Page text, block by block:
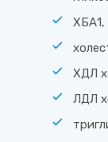
ХБА1,
ХДЛ
ЛДЛ